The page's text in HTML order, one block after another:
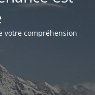
votre compréhension